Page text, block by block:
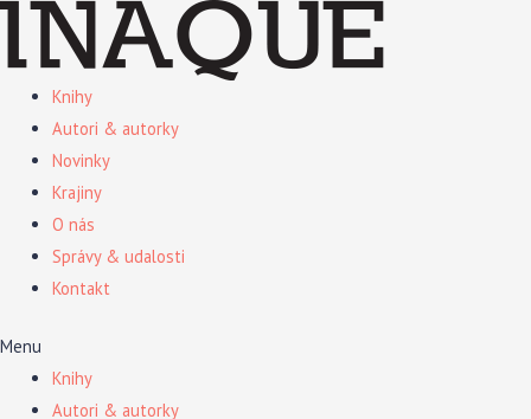
Preskočiť
Knihy
Autori & autorky
Novinky
Krajiny
O nás
Správy & udalosti
Kontakt
Menu
Knihy
Autori & autorky